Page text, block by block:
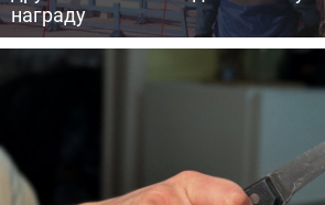
награду